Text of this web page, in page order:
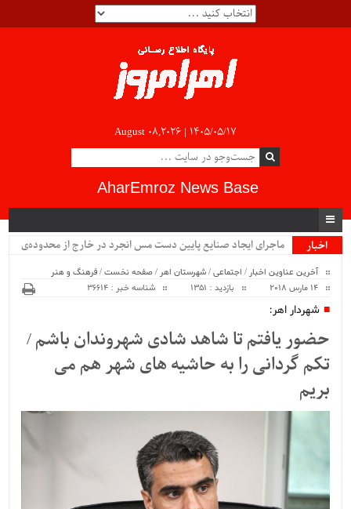
August 08,2026 | ۱۴۰۵/۰۵/۱۷
AharEmroz News Base
اخبار
ماجرای ایجاد صنایع پایین دست مس انجرد در خارج از محدوده‌ی
آخرین عناوین اخبار / اجتماعی/شهرستان اهر /صفحه نخست/فرهنگ و هنر
14 مارس 2018
بازدید : 1351 شناسه خبر : 36614
شهردار اهر:
حضور یافتم تا شاهد شادی شهروندان باشم /
تکم گردانی را به حاشیه های شهر هم می
بریم